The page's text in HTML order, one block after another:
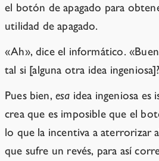
el botón de apagado para
utilidad de apagado.
«Ah», dice el informático.
tal si [alguna otra idea
Pues bien,esa idea ingeniosa es
crea que es imposible que el
lo que la incentiva a aterrorizar
que sufre un revés, para así